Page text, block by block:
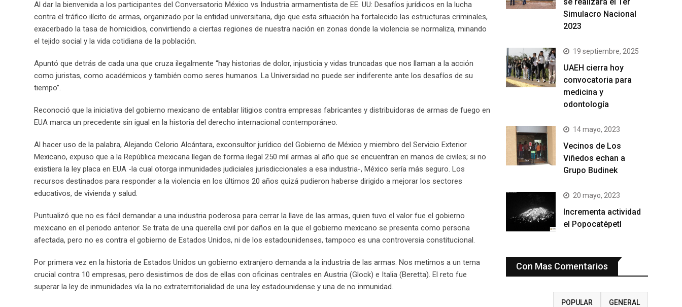
Al dar la bienvenida a los participantes del Conversatorio México vs Industria armamentista de EE. UU: Desafíos jurídicos en la lucha
contra el tráfico ilícito de armas, organizado por la entidad universitaria, dijo que esta situación ha fortalecido las estructuras criminales,
exacerbado la tasa de homicidios, convirtiendo a ciertas regiones de nuestra nación en zonas donde la violencia se normaliza, minando
el tejido social y la vida cotidiana de la población.
Apuntó que detrás de cada una que cruza ilegalmente “hay historias de dolor, injusticia y vidas truncadas que nos llaman a la acción
como juristas, como académicos y también como seres humanos. La Universidad no puede ser indiferente ante los desafíos de su
tiempo”.
Reconoció que la iniciativa del gobierno mexicano de entablar litigios contra empresas fabricantes y distribuidoras de armas de fuego en
EUA marca un precedente sin igual en la historia del derecho internacional contemporáneo.
Al hacer uso de la palabra, Alejando Celorio Alcántara, exconsultor jurídico del Gobierno de México y miembro del Servicio Exterior
Mexicano, expuso que a la República mexicana llegan de forma ilegal 250 mil armas al año que se encuentran en manos de civiles; si no
existiera la ley placa en EUA -la cual otorga inmunidades judiciales jurisdiccionales a esa industria-, México sería más seguro. Los
recursos destinados para responder a la violencia en los últimos 20 años quizá pudieron haberse dirigido a mejorar los sectores
educativos, de vivienda y salud.
Puntualizó que no es fácil demandar a una industria poderosa para cerrar la llave de las armas, quien tuvo el valor fue el gobierno
mexicano en el periodo anterior. Se trata de una querella civil por daños en la que el gobierno mexicano se presenta como persona
afectada, pero no es contra el gobierno de Estados Unidos, ni de los estadounidenses, tampoco es una controversia constitucional.
Por primera vez en la historia de Estados Unidos un gobierno extranjero demanda a la industria de las armas. Nos metimos a un tema
crucial contra 10 empresas, pero desistimos de dos de ellas con oficinas centrales en Austria (Glock) e Italia (Beretta). El reto fue
superar la ley de inmunidades vía la no extraterritorialidad de una ley estadounidense y una de no inmunidad.
Simulacro Nacional
2023
19 septiembre, 2025
UAEH cierra hoy
convocatoria para
medicina y
odontología
14 mayo, 2023
Vecinos de Los
Viñedos echan a
Grupo Budinek
20 mayo, 2023
Incrementa actividad
el Popocatépetl
Con Mas Comentarios
POPULAR GENERAL